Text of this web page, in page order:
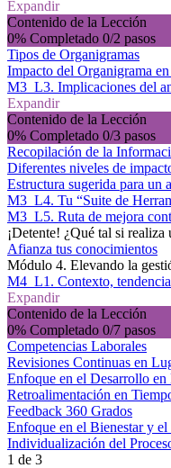
Expandir
Contenido de la Lección
0% Completado 0/2 pasos
Tipos de Organigramas
Impacto del Organigrama
M3_L3. Implicaciones del
Expandir
Contenido de la Lección
0% Completado 0/3 pasos
Recopilación de la
Diferentes niveles de
Estructura sugerida para un
M3_L4. Tu “Suite de
M3_L5. Ruta de mejora
¡Detente! ¿Qué tal si realiza
Afianza tus conocimientos
Módulo 4. Elevando la
M4_L1. Contexto,
Expandir
Contenido de la Lección
0% Completado 0/7 pasos
Competencias Laborales
Revisiones Continuas en
Enfoque en el Desarrollo
Retroalimentación en
Feedback 360 Grados
Enfoque en el Bienestar y
Individualización del
1 de 3